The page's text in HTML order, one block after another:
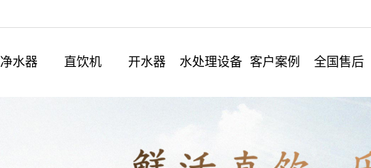
净水器 直饮机 开水器 水处理设备 客户案例
企业直饮净水
餐饮连锁净水
全国售后
全国联保服务